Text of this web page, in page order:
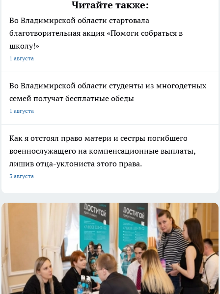
Читайте также:
Во Владимирской области стартовала
благотворительная акция «Помоги собраться в
школу!»
1 августа
Во Владимирской области студенты из многодетных
семей получат бесплатные обеды
1 августа
Как я отстоял право матери и сестры погибшего
военнослужащего на компенсационные выплаты,
лишив отца-уклониста этого права.
3 августа